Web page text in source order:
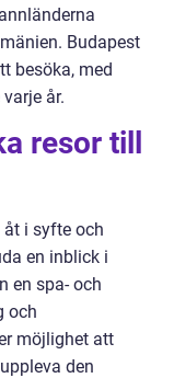
Budapest
besöka, med
år.
resor till
åt i syfte och
en inblick i
en spa- och
och
möjlighet att
den